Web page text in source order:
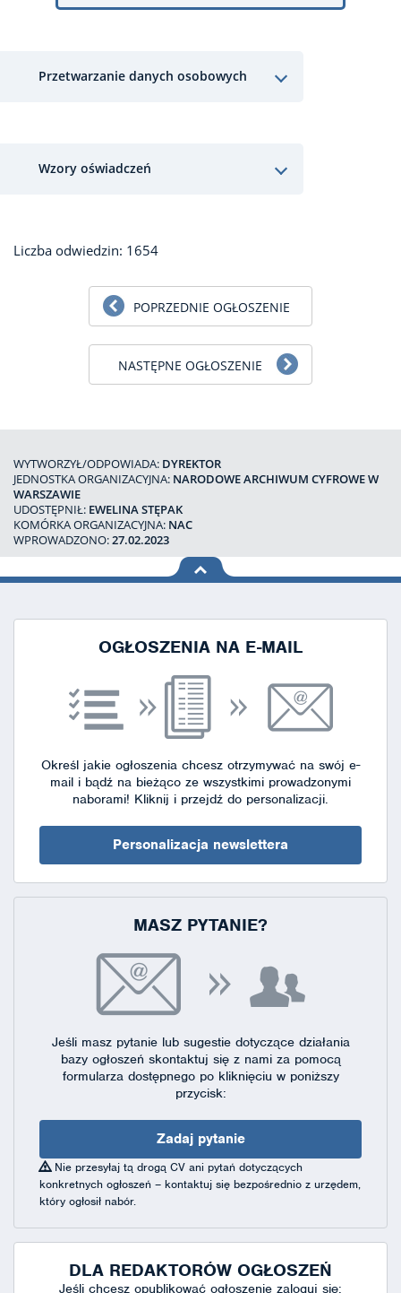
Przetwarzanie danych osobowych
Wzory oświadczeń
Liczba odwiedzin: 1654
POPRZEDNIE OGŁOSZENIE
NASTĘPNE OGŁOSZENIE
WYTWORZYŁ/ODPOWIADA: DYREKTOR
JEDNOSTKA ORGANIZACYJNA: NARODOWE ARCHIWUM CYFROWE W
WARSZAWIE
UDOSTĘPNIŁ: EWELINA STĘPAK
KOMÓRKA ORGANIZACYJNA: NAC
WPROWADZONO:27.02.2023
na górę
OGŁOSZENIA NA E-MAIL
Określ jakie ogłoszenia chcesz otrzymywać na swój e-
mail i bądź na bieżąco ze wszystkimi prowadzonymi
naborami! Kliknij i przejdź do personalizacji.
Personalizacja newslettera
MASZ PYTANIE?
Jeśli masz pytanie lub sugestie dotyczące działania
bazy ogłoszeń skontaktuj się z nami za pomocą
formularza dostępnegopo kliknięciu w poniższy
przycisk:
Zadaj pytanie
Nie przesyłaj tą drogą CV ani pytań dotyczących
konkretnych ogłoszeń – kontaktuj się bezpośrednio z urzędem,
który ogłosił nabór.
DLA REDAKTORÓW OGŁOSZEŃ
Jeśli chcesz opublikować ogłoszenie zaloguj się: